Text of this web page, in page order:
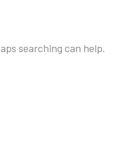
searching can help.